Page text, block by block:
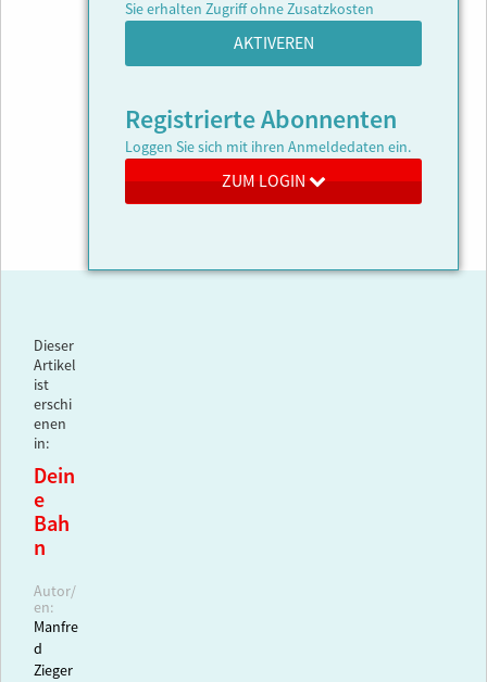
Sie erhalten Zugriff ohne Zusatzkosten
AKTIVEREN
Registrierte Abonnenten
Loggen Sie sich mit ihren Anmeldedaten ein.
ZUM LOGIN
Dieser
Artikel
ist
erschi
enen
in:
Dein
e
Bah
n
Autor/
en:
Manfre
d
Zieger